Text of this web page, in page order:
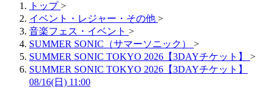
トップ >
イベント・レジャー・その他 >
音楽フェス・イベント >
SUMMER SONIC（サマーソニック）
>
SUMMER SONIC TOKYO 2026【3DAYチケット】
>
SUMMER SONIC TOKYO 2026【3DAYチケット】
08/16(日) 11:00